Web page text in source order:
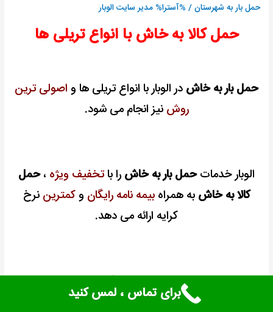
حمل بار به شهرستان/ %آسترا% مدیر سایت الوبار
حمل کالا به خاش با انواع تریلی ها
حمل بار به خاش در الوبار با انواع تریلی ها و اصولی ترین
روشنیز انجام می شود.
الوبار خدماتحمل بار به خاش را باتخفیف ویژه ،حمل
کالا به خاش به همراهبیمه نامه رایگان وکمترین نرخ
کرایه ارائه می دهد.
شرکت الوبار متخصص درحمل کالا به خاشو استان
سیستان و بلوچستان می باشد و خدمات خود را در
مشاوره
برای تماس ، لمس کنید